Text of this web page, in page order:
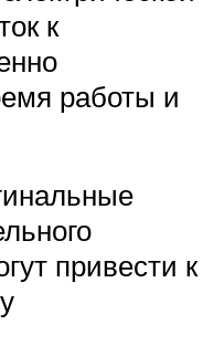
к
работы и
привести к